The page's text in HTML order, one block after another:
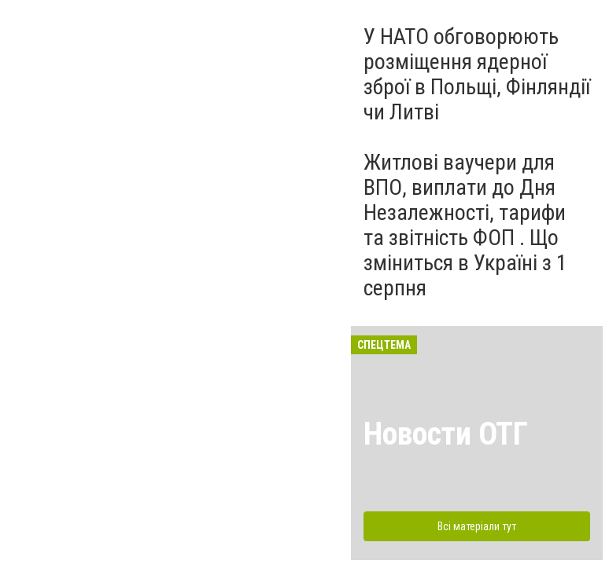
У НАТО обговорюють
розміщення ядерної
зброї в Польщі, Фінляндії
чи Литві
Житлові ваучери для
ВПО, виплати до Дня
Незалежності, тарифи
та звітність ФОП . Що
зміниться в Україні з 1
серпня
СПЕЦТЕМА
Новости ОТГ
Всі матеріали тут